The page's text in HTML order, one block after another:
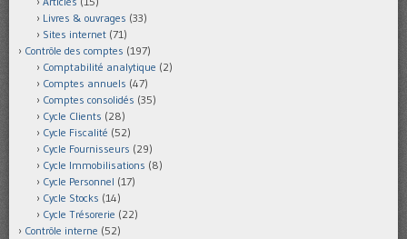
Livres & ouvrages (33)
Sites internet (71)
Contrôle des comptes (197)
Comptabilité analytique (2)
Comptes annuels (47)
Comptes consolidés (35)
Cycle Clients (28)
Cycle Fiscalité (52)
Cycle Fournisseurs (29)
Cycle Immobilisations (8)
Cycle Personnel (17)
Cycle Stocks (14)
Cycle Trésorerie (22)
Contrôle interne (52)